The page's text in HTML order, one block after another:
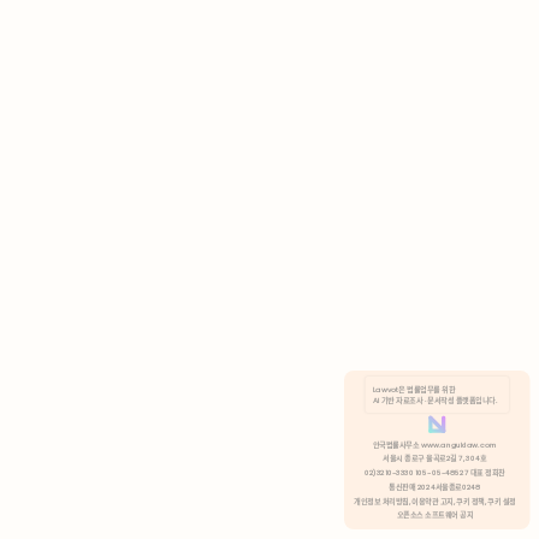
분석 쿠키 허용
Lawvot은 법률업무를 위한
AI 기반 자료조사 · 문서작성 플랫폼입니다.
안국법률사무소 www.anguklaw.com
서울시 종로구 율곡로2길 7, 304호
02)3210-3330 105-05-48527 대표 정희찬
통신판매 2024서울종로0248
개인정보 처리방침, 이용약관 고지, 쿠키 정책, 쿠키 설정
오픈소스 소프트웨어 공지